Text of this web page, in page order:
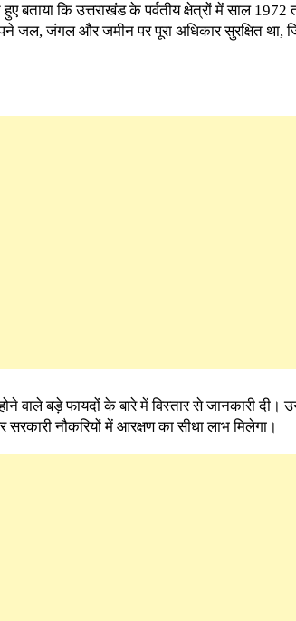
बताया कि उत्तराखंड के पर्वतीय क्षेत्रों में साल
जल, जंगल और जमीन पर पूरा अधिकार सुरक्षित था,
वाले बड़े फायदों के बारे में विस्तार से जानकारी दी।
नौकरियों में आरक्षण का सीधा लाभ मिलेगा।